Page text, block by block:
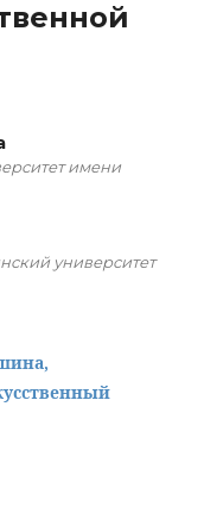
имени
университет